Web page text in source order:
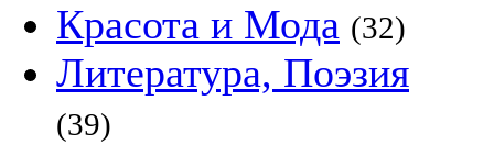
Красота и Мода (32)
Литература, Поэзия
(39)